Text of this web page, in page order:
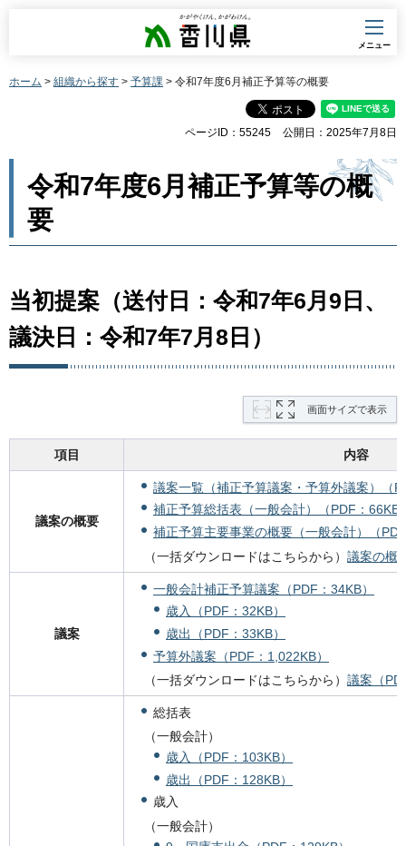
香川県
メニュー
ホーム > 組織から探す > 予算課 > 令和7年度6月補正予算等の概要
ページID：55245 公開日：2025年7月8日
令和7年度6月補正予算等の概
要
当初提案（送付日：令和7年6月9日、
議決日：令和7年7月8日）
画面サイズで表示
項目 内容
議案の概要
議案一覧（補正予算議案・予算外議案）（
補正予算総括表（一般会計）（PDF：66KB
補正予算主要事業の概要（一般会計）（
（一括ダウンロードはこちらから） 議案の概
議案
一般会計補正予算議案（PDF：34KB）
歳入（PDF：32KB）
歳出（PDF：33KB）
予算外議案（PDF：1,022KB）
（一括ダウンロードはこちらから） 議案（
総括表
（一般会計）
歳入（PDF：103KB）
歳出（PDF：128KB）
歳入
（一般会計）